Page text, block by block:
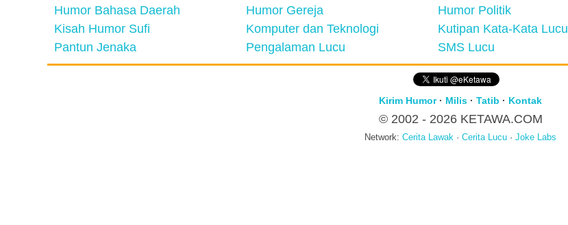
Humor Bahasa Daerah
Humor Gereja Humor Politik
Kisah Humor Sufi
Komputer dan Teknologi Kutipan Kata-Kata Lucu
Pantun Jenaka
Pengalaman Lucu SMS Lucu
Kirim Humor· Milis · Tatib · Kontak
© 2002 - 2026 KETAWA.COM
Network: Cerita Lawak · Cerita Lucu · Joke Labs